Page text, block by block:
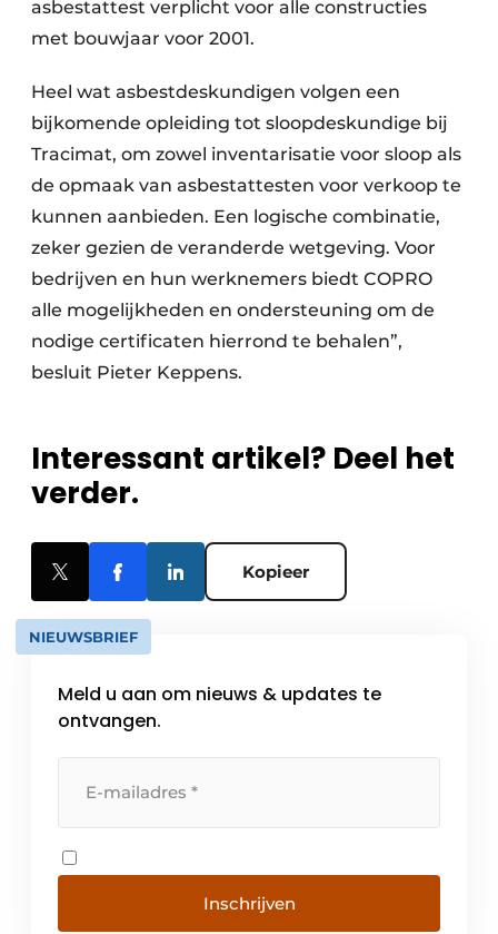
asbestattest verplicht voor alle constructies
met bouwjaar voor 2001.
Heel wat asbestdeskundigen volgen een
bijkomende opleiding tot sloopdeskundige bij
Tracimat, om zowel inventarisatie voor sloop als
de opmaak van asbestattesten voor verkoop te
kunnen aanbieden. Een logische combinatie,
zeker gezien de veranderde wetgeving. Voor
bedrijven en hun werknemers biedt COPRO
alle mogelijkheden en ondersteuning om de
nodige certificaten hierrond te behalen”,
besluit Pieter Keppens.
Interessant artikel? Deel het
verder.
Kopieer
NIEUWSBRIEF
Meld u aan om nieuws & updates te
ontvangen.
Inschrijven